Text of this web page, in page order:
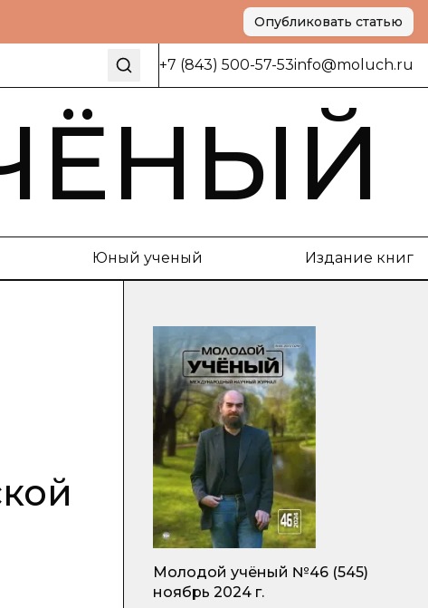
Опубликовать статью
+7 (843) 500-57-53info@moluch.ru
Юный ученый Издание книг
Молодой учёный №46 (545)
ноябрь 2024 г.